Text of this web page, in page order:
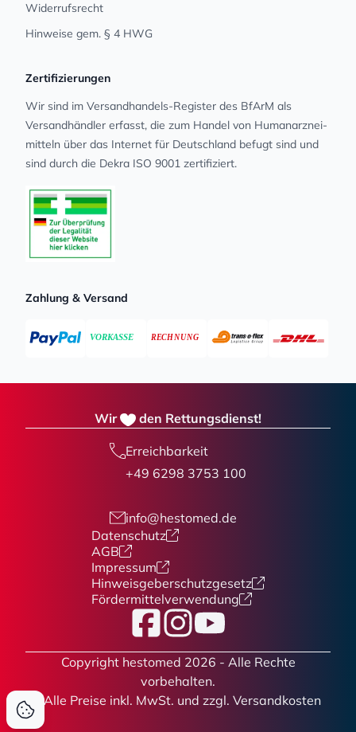
Widerrufsrecht
Hinweise gem. § 4 HWG
Zertifizierungen
Wir sind im Versandhandels-Register des BfArM als
Versandhändler erfasst, die zum Handel von Human­arz­nei­
mit­teln über das Internet für Deutschland befugt sind und
sind durch die Dekra ISO 9001 zertifiziert.
Zahlung & Versand
Wir den Rettungsdienst!
Erreichbarkeit
+49 6298 3753 100
info@hestomed.de
Datenschutz
AGB
Impressum
Hinweisgeberschutzgesetz
Fördermittelverwendung
FacebookInstagram
YouTube
Copyright hestomed 2026 - Alle Rechte
vorbehalten.
* Alle Preise inkl. MwSt. und zzgl. Versandkosten